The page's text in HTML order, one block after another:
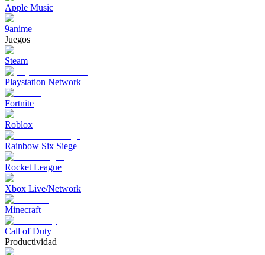
Apple Music
9anime
Juegos
Steam
Playstation Network
Fortnite
Roblox
Rainbow Six Siege
Rocket League
Xbox Live/Network
Minecraft
Call of Duty
Productividad